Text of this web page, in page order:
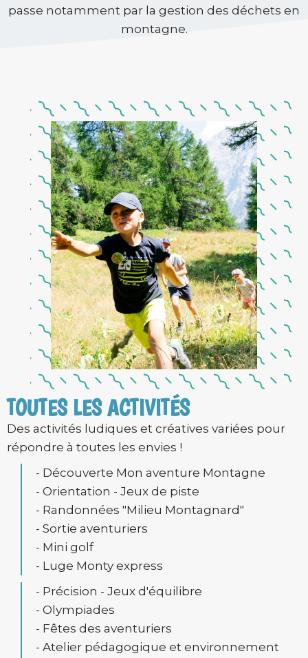
passe notamment par la gestion des déchets en
montagne.
TOUTES LES ACTIVITÉS
Des activités ludiques et créatives variées pour
répondre à toutes les envies !
- Découverte Mon aventure Montagne
- Orientation - Jeux de piste
- Randonnées "Milieu Montagnard"
- Sortie aventuriers
- Mini golf
- Luge Monty express
- Précision - Jeux d'équilibre
- Olympiades
- Fêtes des aventuriers
- Atelier pédagogique et environnement